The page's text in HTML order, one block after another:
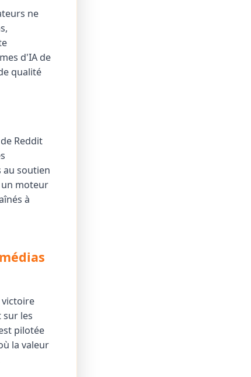
ne
d'IA de
qualité
Reddit
au soutien
un moteur
à
victoire
les
pilotée
la valeur